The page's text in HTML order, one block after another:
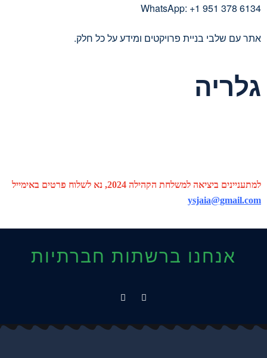
WhatsApp: +1 951 378 6134
אתר עם שלבי בניית פרויקטים ומידע על כל חלק.
גלריה
למתעניינים ביציאה למשלחת הקהילה 2024, נא לשלוח פרטים באימייל
ysjaia@gmail.com
אנחנו ברשתות חברתיות